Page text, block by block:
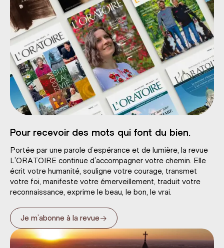
Pour recevoir des mots qui font du bien.
Portée par une parole d’espérance et de lumière, la revue
L’ORATOIRE continue d’accompagner votre chemin. Elle
écrit votre humanité, souligne votre courage, transmet
votre foi, manifeste votre émerveillement, traduit votre
reconnaissance, exprime le beau, le bon, le vrai.
Je m’abonne à la revue→